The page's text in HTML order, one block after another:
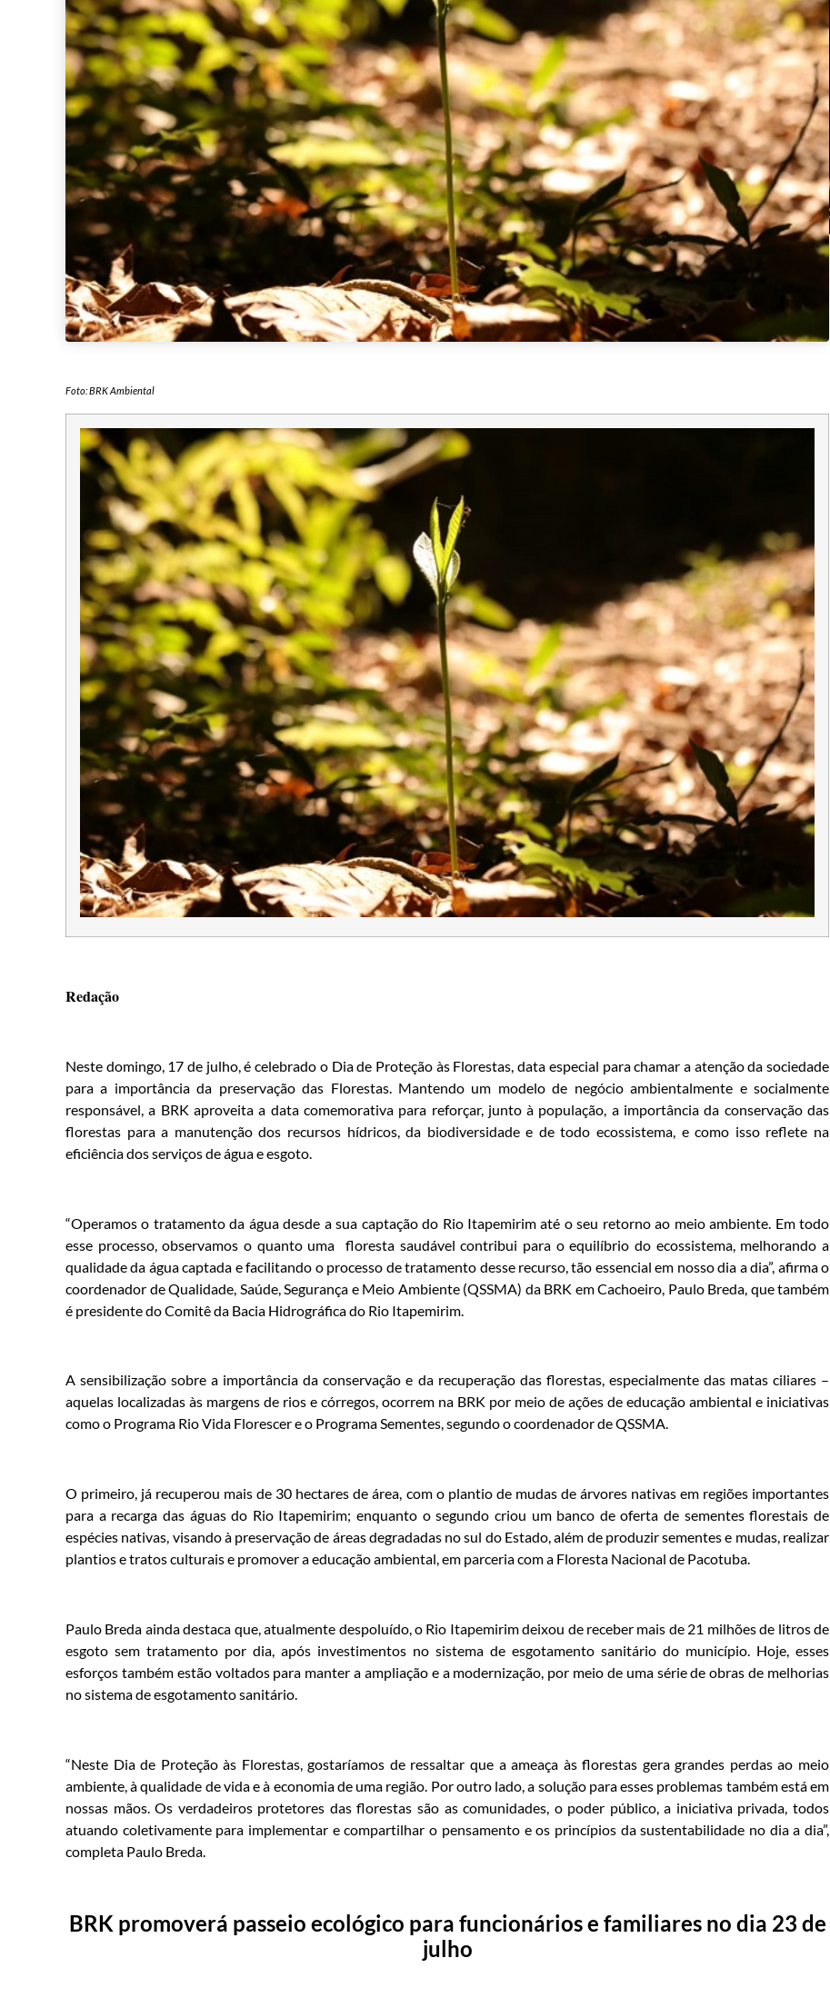
Foto: BRK Ambiental
Redação
Neste domingo, 17 de julho, é celebrado o Dia de Proteção às Florestas, data especial para chamar a atenção da sociedade
para a importância da preservação das Florestas. Mantendo um modelo de negócio ambientalmente e socialmente
responsável, a BRK aproveita a data comemorativa para reforçar, junto à população, a importância da conservação das
florestas para a manutenção dos recursos hídricos, da biodiversidade e de todo ecossistema, e como isso reflete na
eficiência dos serviços de água e esgoto.
“Operamos o tratamento da água desde a sua captação do Rio Itapemirim até o seu retorno ao meio ambiente. Em todo
esse processo, observamos o quanto uma floresta saudável contribui para o equilíbrio do ecossistema, melhorando a
qualidade da água captada e facilitando o processo de tratamento desse recurso, tão essencial em nosso dia a dia”, afirma o
coordenador de Qualidade, Saúde, Segurança e Meio Ambiente (QSSMA) da BRK em Cachoeiro, Paulo Breda, que também
é presidente do Comitê da Bacia Hidrográfica do Rio Itapemirim.
A sensibilização sobre a importância da conservação e da recuperação das florestas, especialmente das matas ciliares –
aquelas localizadas às margens de rios e córregos, ocorrem na BRK por meio de ações de educação ambiental e iniciativas
como o Programa Rio Vida Florescer e o Programa Sementes, segundo o coordenador de QSSMA.
O primeiro, já recuperou mais de 30 hectares de área, com o plantio de mudas de árvores nativas em regiões importantes
para a recarga das águas do Rio Itapemirim; enquanto o segundo criou um banco de oferta de sementes florestais de
espécies nativas, visando à preservação de áreas degradadas no sul do Estado, além de produzir sementes e mudas, realizar
plantios e tratos culturais e promover a educação ambiental, em parceria com a Floresta Nacional de Pacotuba.
Paulo Breda ainda destaca que, atualmente despoluído, o Rio Itapemirim deixou de receber mais de 21 milhões de litros de
esgoto sem tratamento por dia, após investimentos no sistema de esgotamento sanitário do município. Hoje, esses
esforços também estão voltados para manter a ampliação e a modernização, por meio de uma série de obras de melhorias
no sistema de esgotamento sanitário.
“Neste Dia de Proteção às Florestas, gostaríamos de ressaltar que a ameaça às florestas gera grandes perdas ao meio
ambiente, à qualidade de vida e à economia de uma região. Por outro lado, a solução para esses problemas também está em
nossas mãos. Os verdadeiros protetores das florestas são as comunidades, o poder público, a iniciativa privada, todos
atuando coletivamente para implementar e compartilhar o pensamento e os princípios da sustentabilidade no dia a dia”,
completa Paulo Breda.
BRK promoverá passeio ecológico para funcionários e familiares no dia 23 de
julho